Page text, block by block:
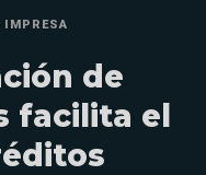
IMPRESA
de
facilita el